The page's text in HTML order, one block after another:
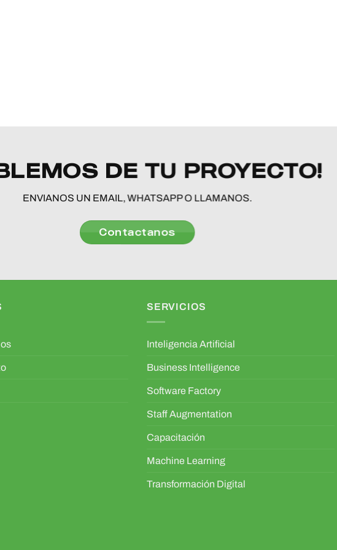
DE TU PROYECTO!
ENVIANOS UN EMAIL, WHATSAPP O LLAMANOS.
Contactanos
SERVICIOS
Inteligencia Artificial
Business Intelligence
Software Factory
Staff Augmentation
Capacitación
Machine Learning
Transformación Digital